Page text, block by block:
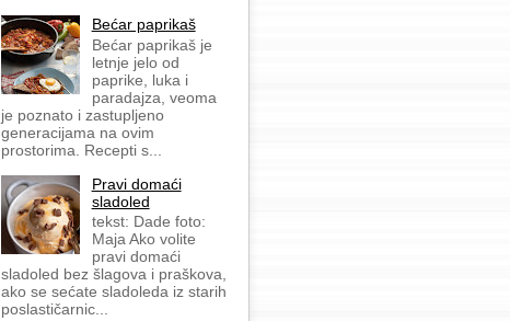
Bećar paprikaš
Bećar paprikaš je
letnje jelo od
paprike, luka i
paradajza, veoma
je poznato i zastupljeno
generacijama na ovim
prostorima. Recepti s...
Pravi domaći
sladoled
tekst: Dade foto:
Maja Ako volite
pravi domaći
sladoled bez šlagova i praškova,
ako se sećate sladoleda iz starih
poslastičarnic...